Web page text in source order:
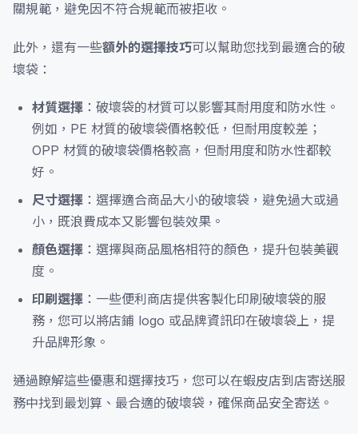
關規範，避免因不符合規範而被拒收。
此外，還有一些額外的選擇技巧可以幫助您找到最適合的破
壞袋：
材質選擇 ：破壞袋的材質可以影響其耐用度和防水性。
例如，PE 材質的破壞袋價格較低，但耐用度較差；
OPP 材質的破壞袋價格較高，但耐用度和防水性都較
好。
尺寸選擇 ：選擇適合商品大小的破壞袋，避免過大或過
小，既浪費成本又影響包裝效果。
顏色選擇 ：選擇與商品風格相符的顏色，提升包裝美觀
度。
印刷選擇 ：一些便利商店提供客製化印刷破壞袋的服
務，您可以將店鋪 logo 或品牌資訊印在破壞袋上，提
升品牌形象。
通過瞭解這些優惠和選擇技巧，您可以在蝦皮店到店寄送服
務中找到最划算、最合適的破壞袋，確保商品安全寄送。